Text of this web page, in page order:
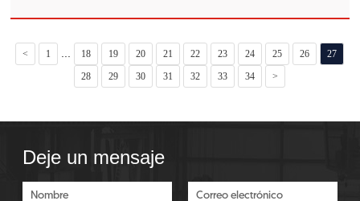
transporte de tuberías y otros campos, Es un material
económico y práctico de ingeniería básica.
< 1 18 19 20 21 22 23 24 25 26
27
28
29 30 31 32 33 34 >
Deje un mensaje